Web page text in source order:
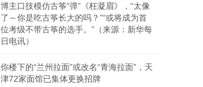
博主口技模仿古筝“弹”《枉凝眉》，“太像
了～你是吃古筝长大的吗？”“或将成为首
位考级不带古筝的选手。”（来源：新华每
日电讯）
你楼下的“兰州拉面”或改名“青海拉面”，天
津72家面馆已集体更换招牌